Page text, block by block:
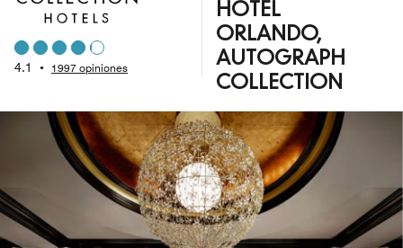
4.1 • 1997 opiniones
HOTEL
ORLANDO,
AUTOGRAPH
COLLECTION